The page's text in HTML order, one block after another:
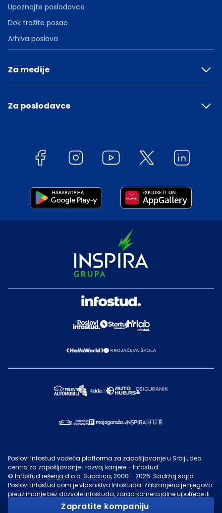
Zapratite kompaniju
Upoznajte poslodavce
Dok tražite posao
Arhiva poslova
Za medije
Za poslodavce
Poslovi Infostud vodeća platforma za zapošljavanje u Srbiji, deo
centra za zapošljavanje i razvoj karijere - Infostud.
© Infostud rešenja d.o.o. Subotica, 2000 - 2026. Sadržaj sajta
Poslovi.infostud.com je vlasništvoInfostuda. Zabranjeno je njegovo
preuzimanje bez dozvoleInfostuda, zarad komercijalne upotrebe ili
u druge svrhe, osim za lične potrebe posetilaca sajta.